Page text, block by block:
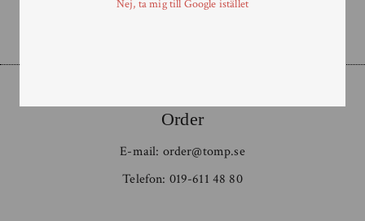
Order
E-mail: order@tomp.se
Telefon: 019-611 48 80
Nej, ta mig till Google istället